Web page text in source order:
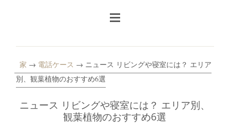
家 → 電話ケース → ニュース リビングや寝室には？ エリア
別、観葉植物のおすすめ6選
ニュース リビングや寝室には？ エリア別、
観葉植物のおすすめ6選